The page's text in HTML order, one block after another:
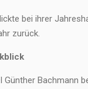
bei ihrer
zurück.
Günther Bachmann